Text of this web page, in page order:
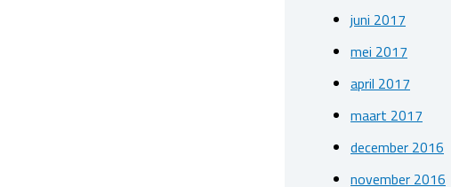
juni 2017
mei 2017
april 2017
maart 2017
december 2016
november 2016